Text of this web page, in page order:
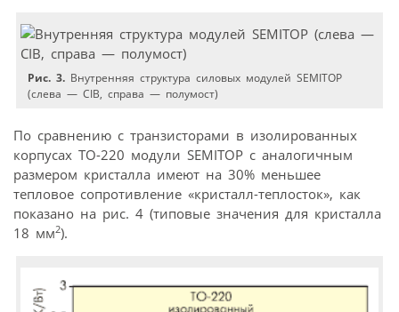
Рис. 3. Внутренняя структура силовых модулей SEMITOP
(слева — CIB, справа — полумост)
По сравнению с транзисторами в изолированных
корпусах ТО-220 модули SEMITOP с аналогичным
размером кристалла имеют на 30% меньшее
тепловое сопротивление «кристалл-теплосток», как
показано на рис. 4 (типовые значения для кристалла
18 мм2).